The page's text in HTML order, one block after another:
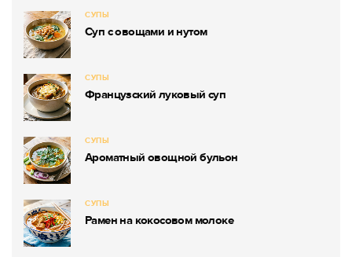
СУПЫ
Суп с овощами и нутом
СУПЫ
Французский луковый суп
СУПЫ
Ароматный овощной бульон
СУПЫ
Рамен на кокосовом молоке